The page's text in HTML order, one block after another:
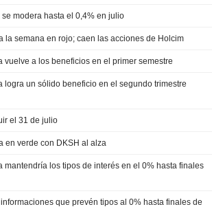
modera hasta el 0,4% en julio
la semana en rojo; caen las acciones de Holcim
vuelve a los beneficios en el primer semestre
logra un sólido beneficio en el segundo trimestre
el 31 de julio
en verde con DKSH al alza
mantendría los tipos de interés en el 0% hasta finales
que prevén tipos al 0% hasta finales de